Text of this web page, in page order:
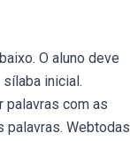
O aluno deve
inicial.
palavras com as
Webtodas